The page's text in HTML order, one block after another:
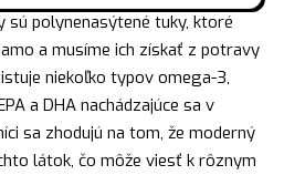
sú polynenasýtené tuky, ktoré
a musíme ich získať z potravy
niekoľko typov omega-3,
a DHA nachádzajúce sa v
sa zhodujú na tom, že moderný
látok, čo môže viesť k rôznym